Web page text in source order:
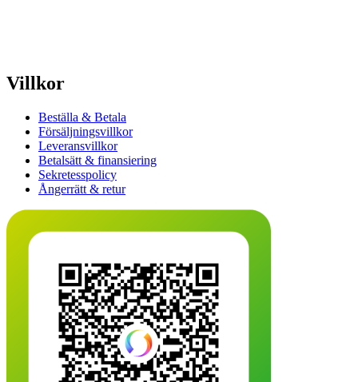
Villkor
Beställa & Betala
Försäljningsvillkor
Leveransvillkor
Betalsätt & finansiering
Sekretesspolicy
Ångerrätt & retur